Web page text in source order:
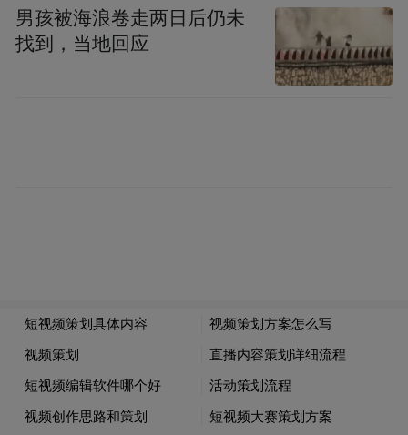
除此之外，东子也在加班加点减脂塑身，咱
最快就能在8月份欧锦赛的时候看到重回皇马
男孩被海浪卷走两日后仍未
找到，当地回应